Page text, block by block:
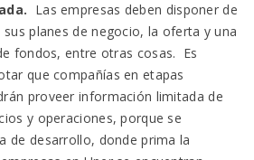
Las empresas deben disponer de
planes de negocio, la oferta y una
fondos, entre otras cosas. Es
que compañías en etapas
proveer información limitada de
y operaciones, porque se
de desarrollo, donde prima la